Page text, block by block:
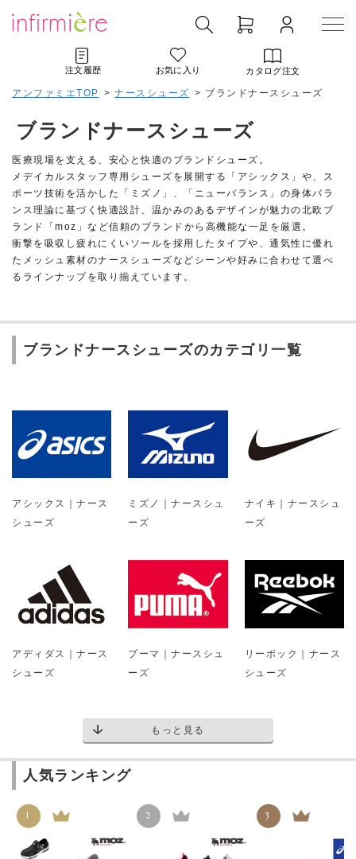
注文履歴 お気に入り カタログ注文
アンファミエTOP > ナースシューズ > ブランドナースシューズ
ブランドナースシューズ
医療現場を支える、安心と快適のブランドシューズ。
メデイカルスタッフ専用シューズを展開する「アシックス」や、ス
ポーツ技術を活かした「ミズノ」、「ニューバランス」の身体バラ
ンス理論に基づく快適設計、温かみのあるデザインが魅力の北欧ブ
ランド「moz」など信頼のブランドから高機能な一足を厳選。
衝撃を吸収し疲れにくいソールを採用したタイプや、通気性に優れ
たメッシュ素材のナースシューズなどシーンや好みに合わせて選べ
るラインナップを取り揃えています。
ブランドナースシューズのカテゴリ一覧
アシックス｜ナース
シューズ
ミズノ｜ナースシュ
ーズ
ナイキ｜ナースシュ
ーズ
アディダス｜ナース
シューズ
プーマ｜ナースシュ
ーズ
リーボック｜ナース
シューズ
もっと見る
人気ランキング
1 2 3